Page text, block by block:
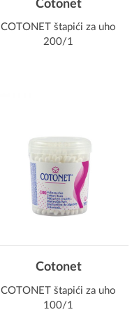
Cotonet
COTONET štapići za uho
200/1
Cotonet
COTONET štapići za uho
100/1